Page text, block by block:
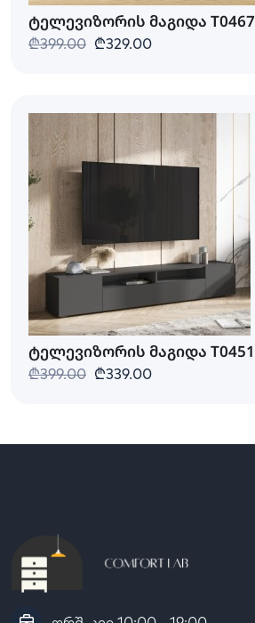
ტელევიზორის მაგიდა T0467
₾399.00 ₾329.00
ტელევიზორის მაგიდა T0451
₾399.00 ₾339.00